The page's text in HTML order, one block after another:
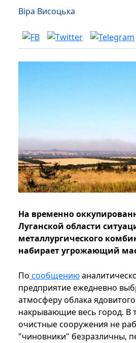
Віра Висоцька
На временно
Луганской области
металлургического
набирает угрожающий
По сообщению
предприятие ежедневно
атмосферу облака
накрывающие весь город. В
очистные сооружения не
"чиновники" безразличны,